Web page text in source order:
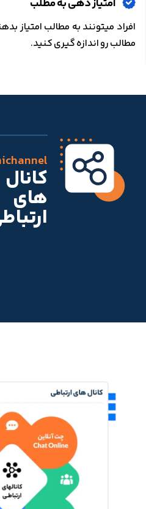
امتیاز دهی به مطلب
افراد میتونند به مطالب امتیاز
مطالب رو اندازه گیری کنید.
کانال
های